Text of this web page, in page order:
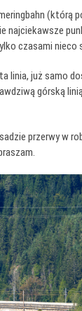
(którą
czasami
linia, już samo
górską
przerwy w